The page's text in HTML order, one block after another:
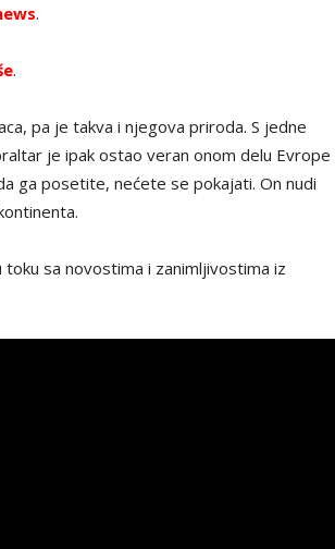
.
.
pa je takva i njegova priroda. S jedne
je ipak ostao veran onom delu Evrope
ga posetite, nećete se pokajati. On nudi
sa novostima i zanimljivostima iz